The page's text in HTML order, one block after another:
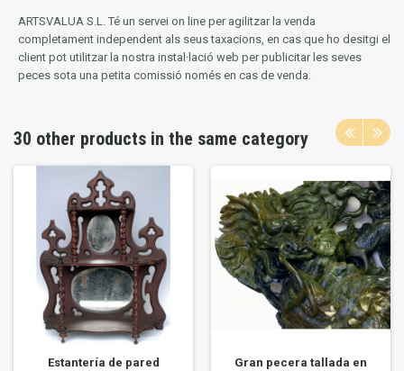
ARTSVALUA S.L. Té un servei on line per agilitzar la venda
completament independent als seus taxacions, en cas que ho desitgi el
client pot utilitzar la nostra instal·lació web per publicitar les seves
peces sota una petita comissió només en cas de venda.
30 other products in the same category
Estantería de pared
Gran pecera tallada en